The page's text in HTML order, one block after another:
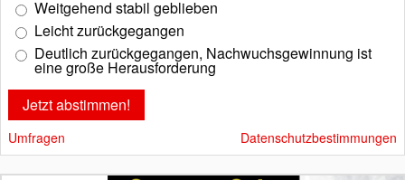
Weitgehend stabil geblieben
Leicht zurückgegangen
Deutlich zurückgegangen, Nachwuchsgewinnung ist
eine große Herausforderung
Umfragen Datenschutzbestimmungen